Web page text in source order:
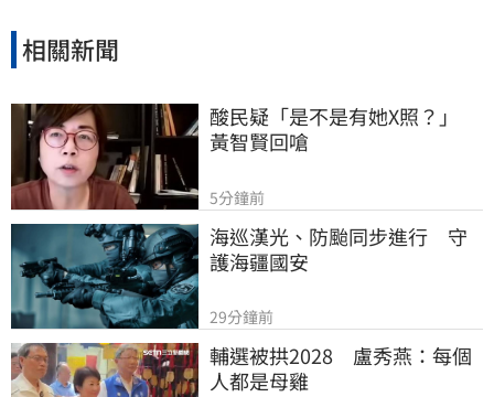
相關新聞
酸民疑「是不是有她X照？」
黃智賢回嗆
5分鐘前
海巡漢光、防颱同步進行　守
護海疆國安
29分鐘前
輔選被拱2028　盧秀燕：每個
人都是母雞